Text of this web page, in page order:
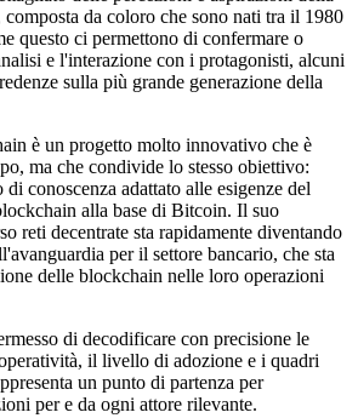
da coloro che sono nati tra il 1980
questo ci permettono di confermare o
e l'interazione con i protagonisti, alcuni
sulla più grande generazione della
è un progetto molto innovativo che è
ma che condivide lo stesso obiettivo:
di conoscenza adattato alle esigenze del
alla base di Bitcoin. Il suo
reti decentrate sta rapidamente diventando
per il settore bancario, che sta
delle blockchain nelle loro operazioni
di decodificare con precisione le
il livello di adozione e i quadri
un punto di partenza per
per e da ogni attore rilevante.